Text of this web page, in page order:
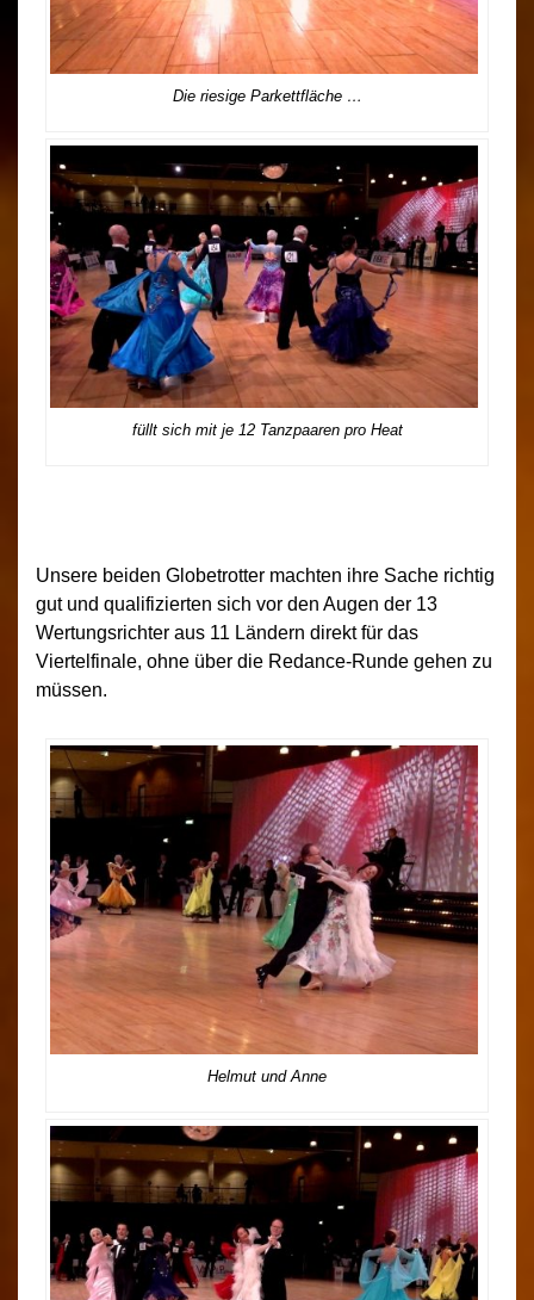
Die riesige Parkettfläche …
füllt sich mit je 12 Tanzpaaren pro Heat
Unsere beiden Globetrotter machten ihre Sache richtig
gut und qualifizierten sich vor den Augen der 13
Wertungsrichter aus 11 Ländern direkt für das
Viertelfinale, ohne über die Redance-Runde gehen zu
müssen.
Helmut und Anne